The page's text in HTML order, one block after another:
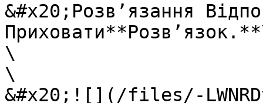
&#x20;Розв’язання
\
\
&#x20;![](/files/-